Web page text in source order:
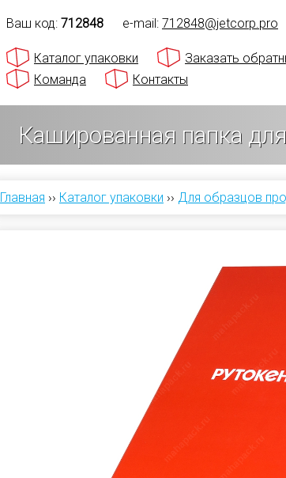
Ваш код: 712848 e-mail: 712848@jetcorp.pro
Каталог упаковки Заказать
Команда
Контакты
Кашированная папка
Главная ›› Каталог упаковки ›› Для образцов